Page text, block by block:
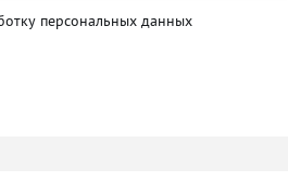
персональных данных